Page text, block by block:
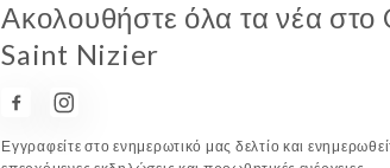
Ακολουθήστε όλα τα νέα
Saint Nizier
Εγγραφείτε στο ενημερωτικό μας δελτίο και